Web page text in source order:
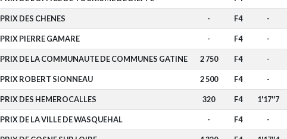
PRIX DES CHENES - F4 -
PRIX PIERRE GAMARE - F4 -
PRIX DE LA COMMUNAUTE DE COMMUNES GATINE 2 750 F4 -
PRIX ROBERT SIONNEAU 2 500 F4 -
PRIX DES HEMEROCALLES 320 F4 1'17''7
PRIX DE LA VILLE DE WASQUEHAL - F4 -